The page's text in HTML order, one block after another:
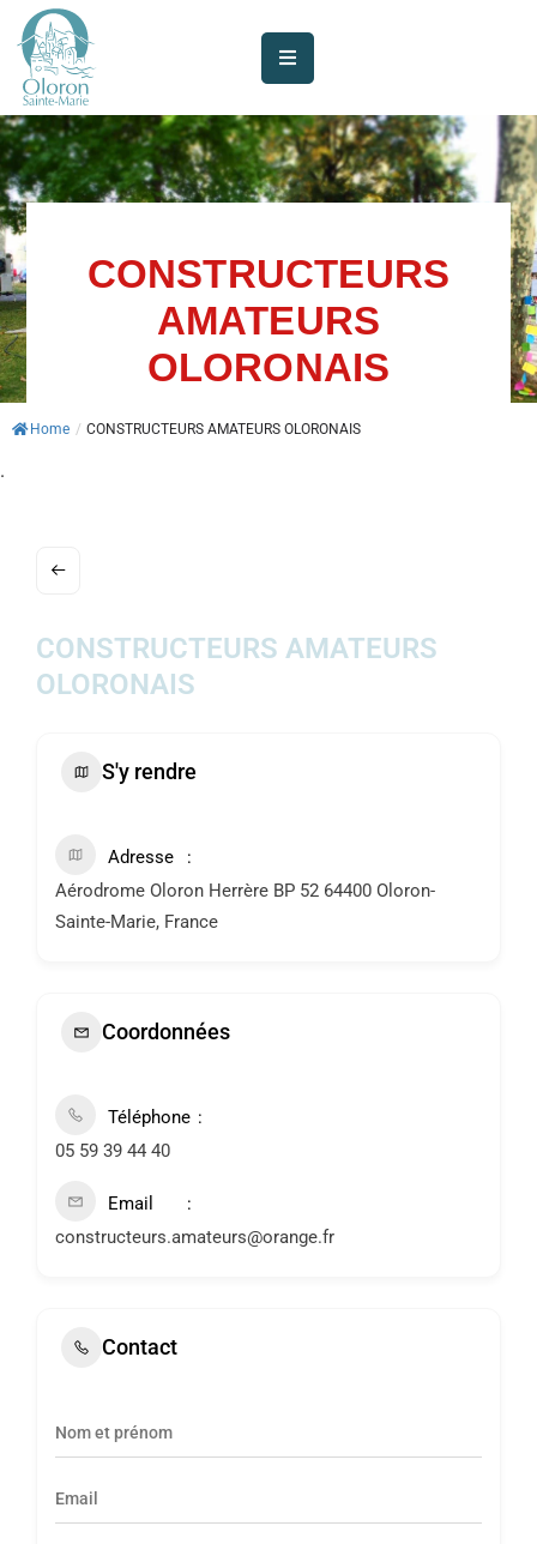
AUJOURD’HUI
À
OLORON
JE
SUIS
MES
SERVICES
VIE
MUNICIPALE
ACTUALITÉS
MES
PAYER
CONSTRUCTEURS
AMATEURS
OLORONAIS
Home / CONSTRUCTEURS AMATEURS OLORONAIS
.
CONSTRUCTEURS AMATEURS
OLORONAIS
S'y rendre
Adresse
Aérodrome Oloron Herrère BP 52 64400 Oloron-
Sainte-Marie, France
Coordonnées
Téléphone
05 59 39 44 40
Email
constructeurs.amateurs@orange.fr
Contact